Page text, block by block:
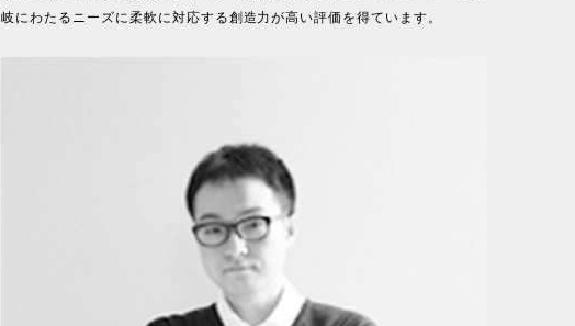
岐にわたるニーズに柔軟に対応する創造力が高い評価を得ています。